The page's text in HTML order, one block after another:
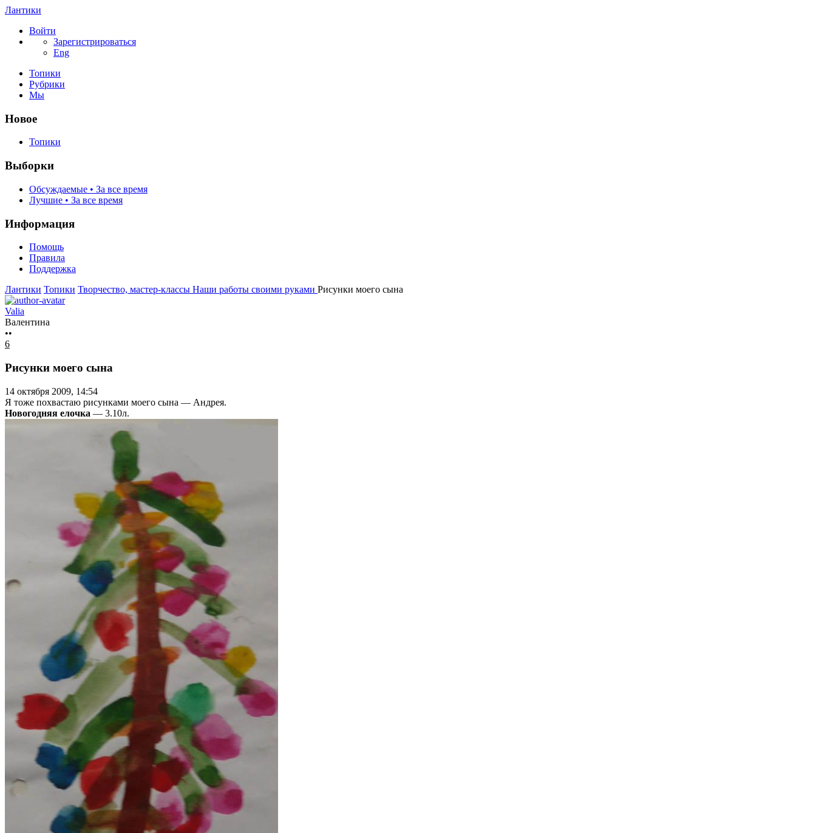
Лантики
Войти
Зарегистрироваться
Eng
Топики
Рубрики
Мы
Новое
Топики
Выборки
Обсуждаемые • За все время
Лучшие • За все время
Информация
Помощь
Правила
Поддержка
Лантики Топики Творчество, мастер-классы Наши работы своими руками Рисунки моего сына
Valia
Валентина
••
6
Рисунки моего сына
14 октября 2009, 14:54
Я тоже похвастаю рисунками моего сына — Андрея.
Новогодняя елочка — 3.10л.